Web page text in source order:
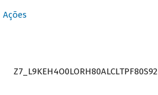
Ações
Z7_L9KEH4O0LORH80ALCLTPF80S92